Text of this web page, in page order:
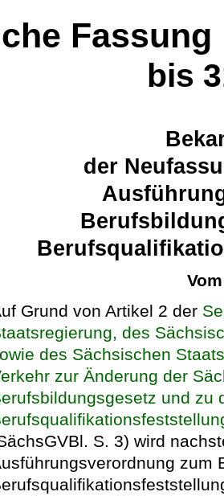
Fassung
bis
der
Grund von Artikel 2 der
des
des Sächsischen
zur Änderung der
und zu
S. 3) wird
zum